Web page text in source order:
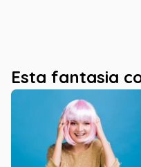
Esta fantasia